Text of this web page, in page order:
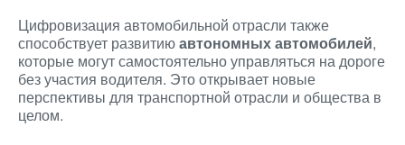
Цифровизация автомобильной отрасли также
способствует развитиюавтономных автомобилей,
которые могут самостоятельно управляться на дороге
без участия водителя. Это открывает новые
перспективы для транспортной отрасли и общества в
целом.